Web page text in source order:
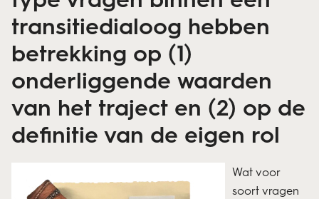
transitiedialoog hebben
betrekking op (1)
onderliggende waarden
van het traject en (2) op de
definitie van de eigen rol
Wat voor
soort vragen